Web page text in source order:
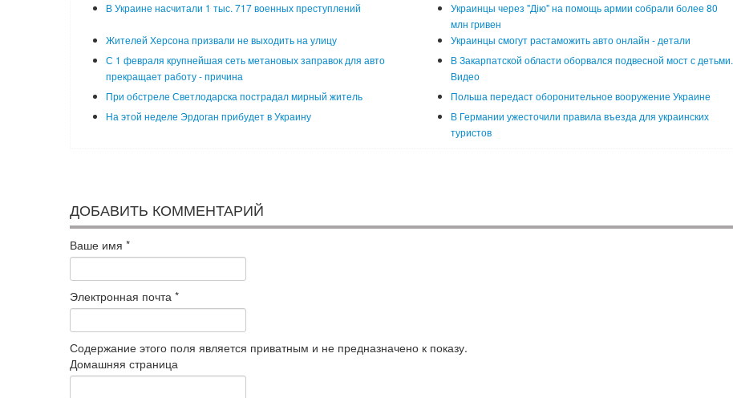
В Украине насчитали 1 тыс. 717 военных преступлений
Украинцы через "Дію" на помощь армии собрали более 80
млн гривен
Жителей Херсона призвали не выходить на улицу
Украинцы смогут растаможить авто онлайн - детали
С 1 февраля крупнейшая сеть метановых заправок для авто
прекращает работу - причина
В Закарпатской области оборвался подвесной мост с детьми.
Видео
При обстреле Светлодарска пострадал мирный житель
Польша передаст оборонительное вооружение Украине
На этой неделе Эрдоган прибудет в Украину
В Германии ужесточили правила въезда для украинских
туристов
ДОБАВИТЬ КОММЕНТАРИЙ
Ваше имя *
Электронная почта *
Содержание этого поля является приватным и не предназначено к показу.
Домашняя страница